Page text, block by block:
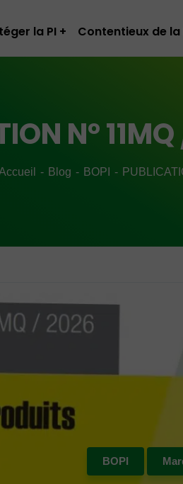
la PI Contentieux de la
N°
Blog BOPI
BOPI